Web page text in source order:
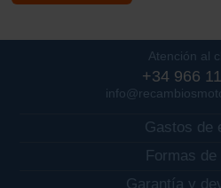
Atención al
+34 966
Gastos de
Formas de
Garantía y